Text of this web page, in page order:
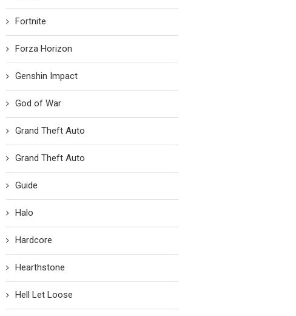
Fortnite
Forza Horizon
Genshin Impact
God of War
Grand Theft Auto
Grand Theft Auto
Guide
Halo
Hardcore
Hearthstone
Hell Let Loose